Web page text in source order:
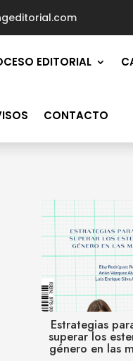
EDITORIAL
CONTACTO
Estrategias
superar los
género en las